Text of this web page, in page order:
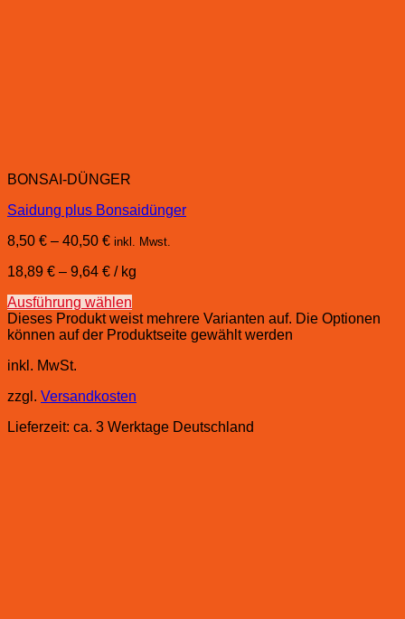
BONSAI-DÜNGER
Saidung plus Bonsaidünger
8,50 € – 40,50 € inkl. Mwst.
18,89 € – 9,64 € / kg
Ausführung wählen
Dieses Produkt weist mehrere Varianten auf. Die Optionen
können auf der Produktseite gewählt werden
inkl. MwSt.
zzgl. Versandkosten
Lieferzeit: ca. 3 Werktage Deutschland